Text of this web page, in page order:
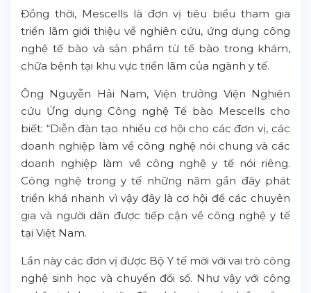
Đồng thời, Mescells là đơn vị tiêu biểu tham gia
triển lãm giới thiệu về nghiên cứu, ứng dụng công
nghệ tế bào và sản phẩm từ tế bào trong khám,
chữa bệnh tại khu vực triển lãm của ngành y tế.
Ông Nguyễn Hải Nam, Viện trưởng Viện Nghiên
cứu Ứng dụng Công nghệ Tế bào Mescells cho
biết: “Diễn đàn tạo nhiều cơ hội cho các đơn vị, các
doanh nghiệp làm về công nghệ nói chung và các
doanh nghiệp làm về công nghệ y tế nói riêng.
Công nghệ trong y tế những năm gần đây phát
triển khá nhanh vì vậy đây là cơ hội để các chuyên
gia và người dân được tiếp cận về công nghệ y tế
tại Việt Nam.
Lần này các đơn vị được Bộ Y tế mời với vai trò công
nghệ sinh học và chuyển đổi số. Như vậy với công